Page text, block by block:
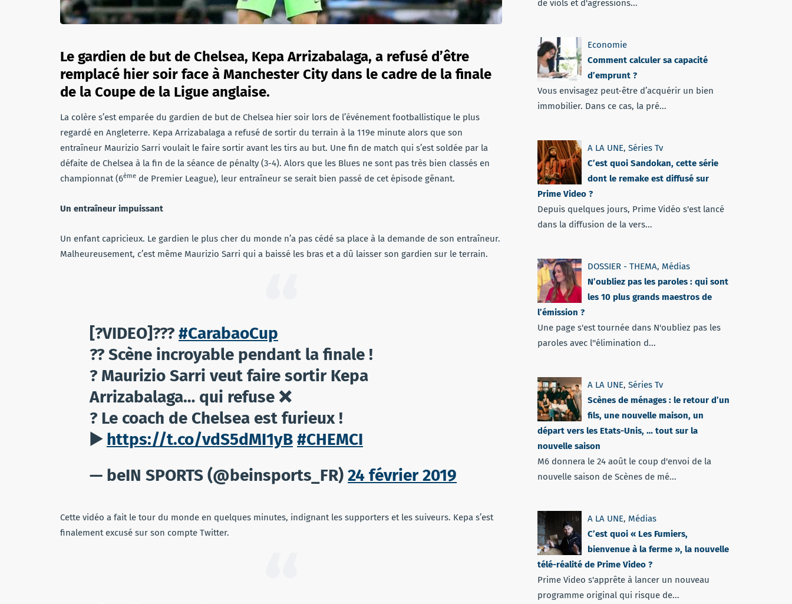
Le gardien de but de Chelsea, Kepa Arrizabalaga, a refusé d’être
remplacé hier soir face à Manchester City dans le cadre de la finale
de la Coupe de la Ligue anglaise.
La colère s’est emparée du gardien de but de Chelsea hier soir lors de l’événement footballistique le plus
regardé en Angleterre. Kepa Arrizabalaga a refusé de sortir du terrain à la 119e minute alors que son
entraîneur Maurizio Sarri voulait le faire sortir avant les tirs au but. Une fin de match qui s’est soldée par la
défaite de Chelsea à la fin de la séance de pénalty (3-4). Alors que les Blues ne sont pas très bien classés en
championnat (6ème de Premier League), leur entraîneur se serait bien passé de cet épisode gênant.
Un entraîneur impuissant
Un enfant capricieux. Le gardien le plus cher du monde n’a pas cédé sa place à la demande de son entraîneur.
Malheureusement, c’est même Maurizio Sarri qui a baissé les bras et a dû laisser son gardien sur le terrain.
[?️VIDEO]??? #CarabaoCup
?? Scène incroyable pendant la finale !
? Maurizio Sarri veut faire sortir Kepa
Arrizabalaga… qui refuse ❌
? Le coach de Chelsea est furieux !
▶️ https://t.co/vdS5dMI1yB #CHEMCI
— beIN SPORTS (@beinsports_FR) 24 février 2019
Cette vidéo a fait le tour du monde en quelques minutes, indignant les supporters et les suiveurs. Kepa s’est
finalement excusé sur son compte Twitter.
de viols et d'agressions...
Economie
Comment calculer sa capacité
d’emprunt ?
Vous envisagez peut-être d’acquérir un bien
immobilier. Dans ce cas, la pré...
A LA UNE, Séries Tv
C’est quoi Sandokan, cette série
dont le remake est diffusé sur
Prime Video ?
Depuis quelques jours, Prime Vidéo s'est lancé
dans la diffusion de la vers...
DOSSIER - THEMA, Médias
N’oubliez pas les paroles : qui sont
les 10 plus grands maestros de
l’émission ?
Une page s'est tournée dans N'oubliez pas les
paroles avec l''élimination d...
A LA UNE, Séries Tv
Scènes de ménages : le retour d’un
fils, une nouvelle maison, un
départ vers les Etats-Unis, … tout sur la
nouvelle saison
M6 donnera le 24 août le coup d'envoi de la
nouvelle saison de Scènes de mé...
A LA UNE, Médias
C’est quoi « Les Fumiers,
bienvenue à la ferme », la nouvelle
télé-réalité de Prime Video ?
Prime Video s'apprête à lancer un nouveau
programme original qui risque de...